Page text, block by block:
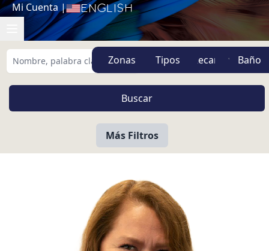
Mi Cuenta | English
Zonas Tipos
Más Filtros